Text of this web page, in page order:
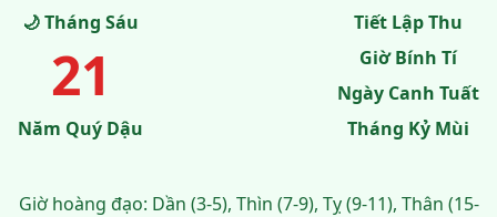
🌙 Tháng Sáu
21
Năm Quý Dậu
Tiết Lập Thu
Giờ Bính Tí
Ngày Canh Tuất
Tháng Kỷ Mùi
Giờ hoàng đạo: Dần (3-5), Thìn (7-9), Tỵ (9-11), Thân (15-